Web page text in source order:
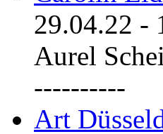
29.04.22 -
Aurel
----------
Art